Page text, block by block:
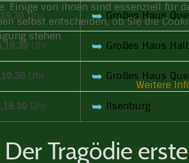
19.30 Uhr ➥Großes Haus
19.30 Uhr ➥ Großes Haus
10.30 Uhr ➥ Großes Haus
19.30 Uhr ➥ Ilsenburg
Der Tragödie
Einige von ihnen sind essenziell für
selbst entscheiden, ob Sie die
stehen.
Weitere